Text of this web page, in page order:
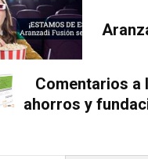
Comentarios a
ahorros y